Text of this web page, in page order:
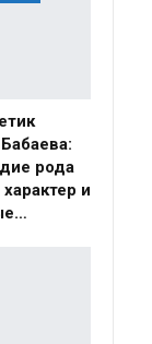
рода
и